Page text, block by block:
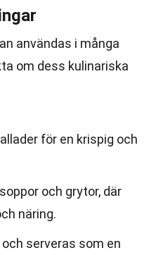
användas i många
om dess kulinariska
för en krispig och
och grytor, där
näring.
serveras som en